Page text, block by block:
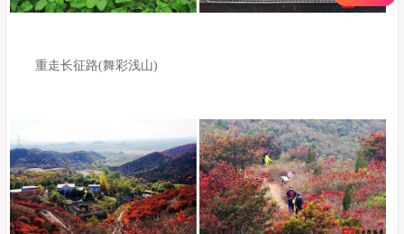
重走长征路(舞彩浅山)